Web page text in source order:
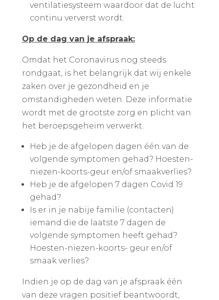
ventilatiesysteem waardoor dat de lucht
continu ververst wordt.
Op de dag van je afspraak:
Omdat het Coronavirus nog steeds
rondgaat, is het belangrijk dat wij enkele
zaken over je gezondheid en je
omstandigheden weten. Deze informatie
wordt met de grootste zorg en plicht van
het beroepsgeheim verwerkt.
Heb je de afgelopen dagen één van de
volgende symptomen gehad? Hoesten-
niezen-koorts-geur en/of smaakverlies?
Heb je de afgelopen 7 dagen Covid 19
gehad?
Is er in je nabije familie (contacten)
iemand die de laatste 7 dagen de
volgende symptomen heeft gehad?
Hoesten-niezen-koorts- geur en/of
smaak verlies?
Indien je op de dag van je afspraak één
van deze vragen positief beantwoordt,